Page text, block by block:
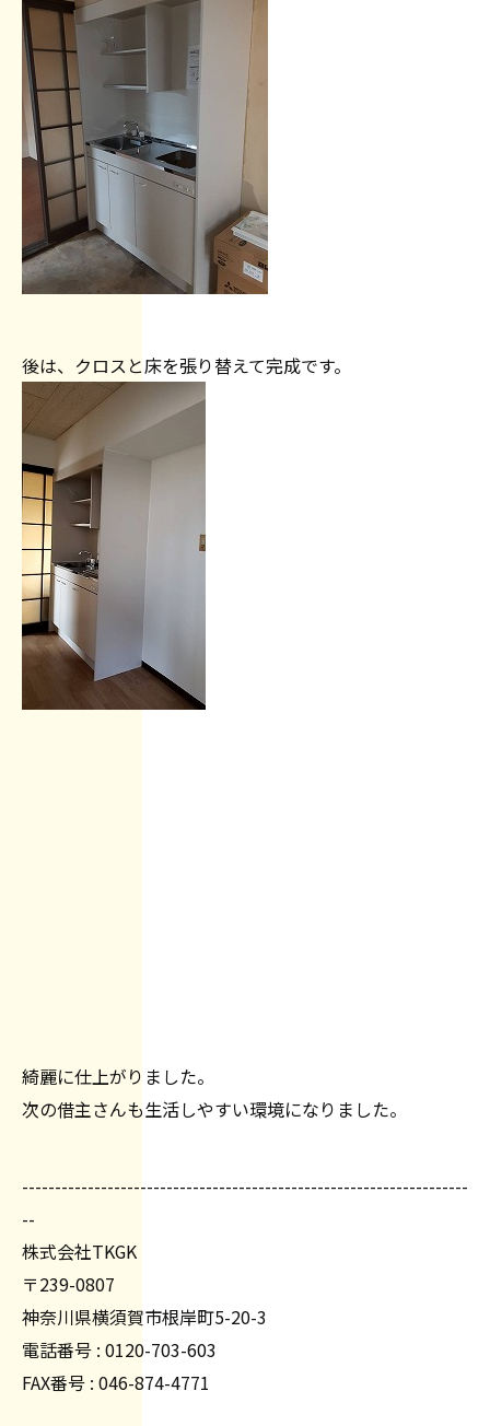
後は、クロスと床を張り替えて完成です。
綺麗に仕上がりました。
次の借主さんも生活しやすい環境になりました。
--------------------------------------------------------------------
--
株式会社TKGK
〒239-0807
神奈川県横須賀市根岸町5-20-3
電話番号 : 0120-703-603
FAX番号 : 046-874-4771